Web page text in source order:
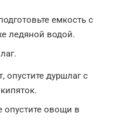
емкость с
ледяной водой.
опустите дуршлаг с
опустите овощи в